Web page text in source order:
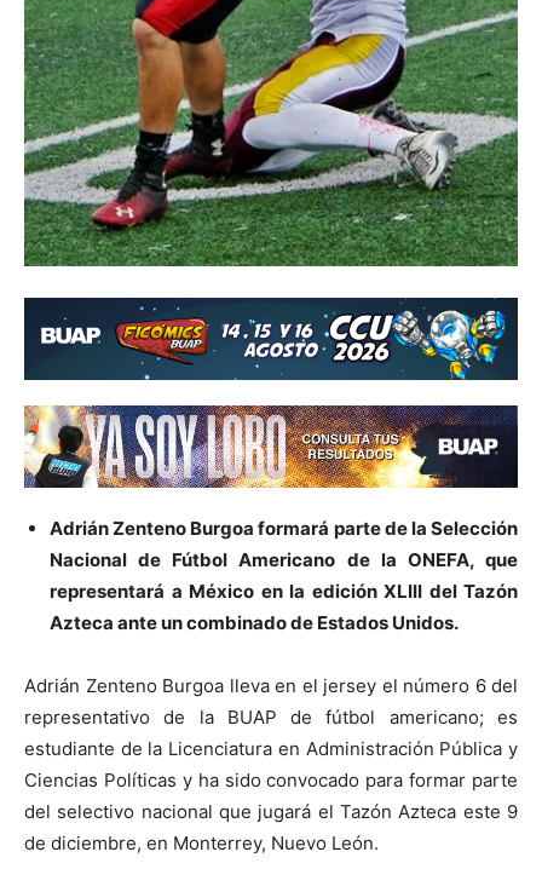
Adrián Zenteno Burgoa formará parte de la Selección
Nacional de Fútbol Americano de la ONEFA, que
representará a México en la edición XLIII del Tazón
Azteca ante un combinado de Estados Unidos.
Adrián Zenteno Burgoa lleva en el jersey el número 6 del
representativo de la BUAP de fútbol americano; es
estudiante de la Licenciatura en Administración Pública y
Ciencias Políticas y ha sido convocado para formar parte
del selectivo nacional que jugará el Tazón Azteca este 9
de diciembre, en Monterrey, Nuevo León.